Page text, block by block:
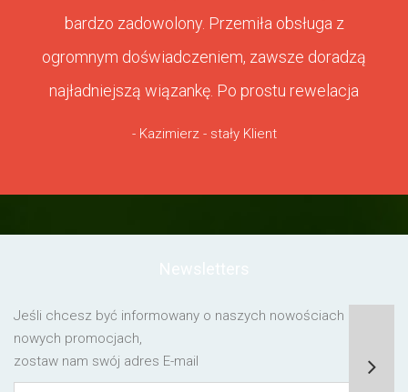
bardzo zadowolony. Przemiła obsługa z
ogromnym doświadczeniem, zawsze doradzą
najładniejszą wiązankę. Po prostu rewelacja
- Kazimierz - stały Klient
Jeśli chcesz być informowany o naszych nowościach lub o
nowych promocjach,
zostaw nam swój adres E-mail